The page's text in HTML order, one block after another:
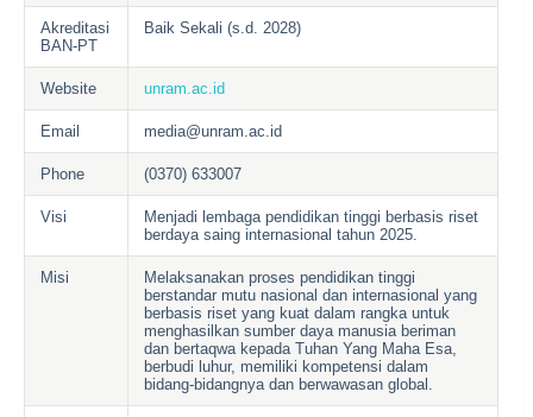
Akreditasi
BAN-PT
Baik Sekali (s.d. 2028)
Website unram.ac.id
Email media@unram.ac.id
Phone (0370) 633007
Visi
Menjadi lembaga pendidikan tinggi berbasis riset
berdaya saing internasional tahun 2025.
Misi
Melaksanakan proses pendidikan tinggi
berstandar mutu nasional dan internasional yang
berbasis riset yang kuat dalam rangka untuk
menghasilkan sumber daya manusia beriman
dan bertaqwa kepada Tuhan Yang Maha Esa,
berbudi luhur, memiliki kompetensi dalam
bidang-bidangnya dan berwawasan global.